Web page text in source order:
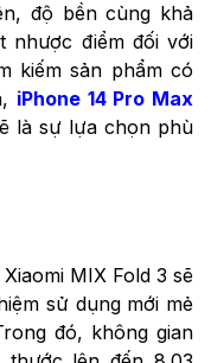
độ bền cùng khả
nhược điểm đối với
kiếm sản phẩm có
iPhone 14 Pro Max
là sự lựa chọn phù
MIX Fold 3 sẽ
sử dụng mới mẻ
đó, không gian